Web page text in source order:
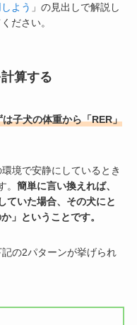
よう 」の見出しで解説し
ださい。
算する
子犬の体重から「RER」
境で安静にしているとき
簡単に言い換えれば、
ていた場合、その犬にと
」ということです。
の2パターンが挙げられ